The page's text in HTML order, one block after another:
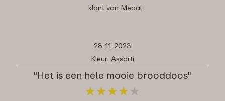
klant van Mepal
28-11-2023
Kleur: Assorti
"Het is een hele mooie brooddoos"
★★★★ ★
★★★★ ★